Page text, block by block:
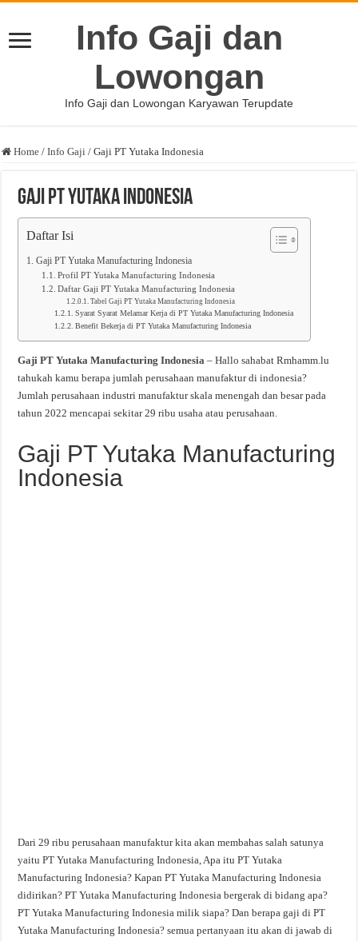
Info Gaji dan
Lowongan
Info Gaji dan Lowongan Karyawan Terupdate
Home / Info Gaji / Gaji PT Yutaka Indonesia
Gaji PT Yutaka Indonesia
Daftar Isi
Gaji PT Yutaka Manufacturing Indonesia
Profil PT Yutaka Manufacturing Indonesia
Daftar Gaji PT Yutaka Manufacturing Indonesia
Tabel Gaji PT Yutaka Manufacturing Indonesia
Syarat Syarat Melamar Kerja di PT Yutaka Manufacturing Indonesia
Benefit Bekerja di PT Yutaka Manufacturing Indonesia
Gaji PT Yutaka Manufacturing Indonesia – Hallo sahabat Rmhamm.lu
tahukah kamu berapa jumlah perusahaan manufaktur di indonesia?
Jumlah perusahaan industri manufaktur skala menengah dan besar pada
tahun 2022 mencapai sekitar 29 ribu usaha atau perusahaan.
Gaji PT Yutaka Manufacturing
Indonesia
Dari 29 ribu perusahaan manufaktur kita akan membahas salah satunya
yaitu PT Yutaka Manufacturing Indonesia, Apa itu PT Yutaka
Manufacturing Indonesia? Kapan PT Yutaka Manufacturing Indonesia
didirikan? PT Yutaka Manufacturing Indonesia bergerak di bidang apa?
PT Yutaka Manufacturing Indonesia milik siapa? Dan berapa gaji di PT
Yutaka Manufacturing Indonesia? semua pertanyaan itu akan di jawab di